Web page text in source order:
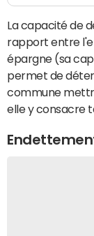
La capacité de
rapport entre
épargne (sa
permet de
commune
elle y consacre